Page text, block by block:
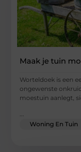
Maak je tuin
Worteldoek is een
ongewenste
moestuin aanlegt,
...
Woning En Tuin